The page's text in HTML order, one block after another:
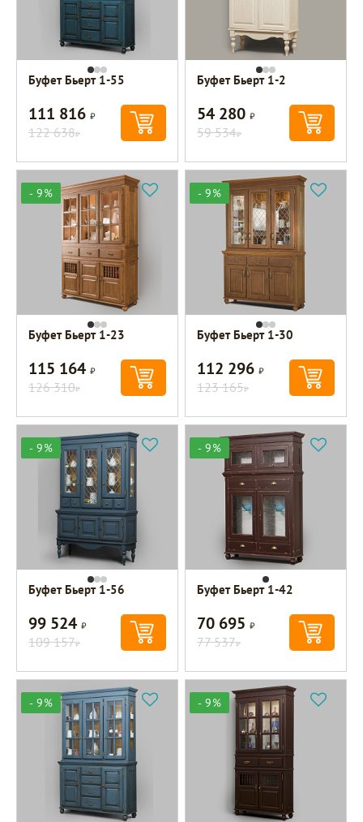
Буфет Бьерт 1-55
111 816Р
122 638Р
Буфет Бьерт 1-2
54 280Р
59 534Р
- 9%
Буфет Бьерт 1-23
115 164Р
126 310Р
- 9%
Буфет Бьерт 1-30
112 296Р
123 165Р
- 9%
Буфет Бьерт 1-56
99 524Р
109 157Р
- 9%
Буфет Бьерт 1-42
70 695Р
77 537Р
- 9% - 9%